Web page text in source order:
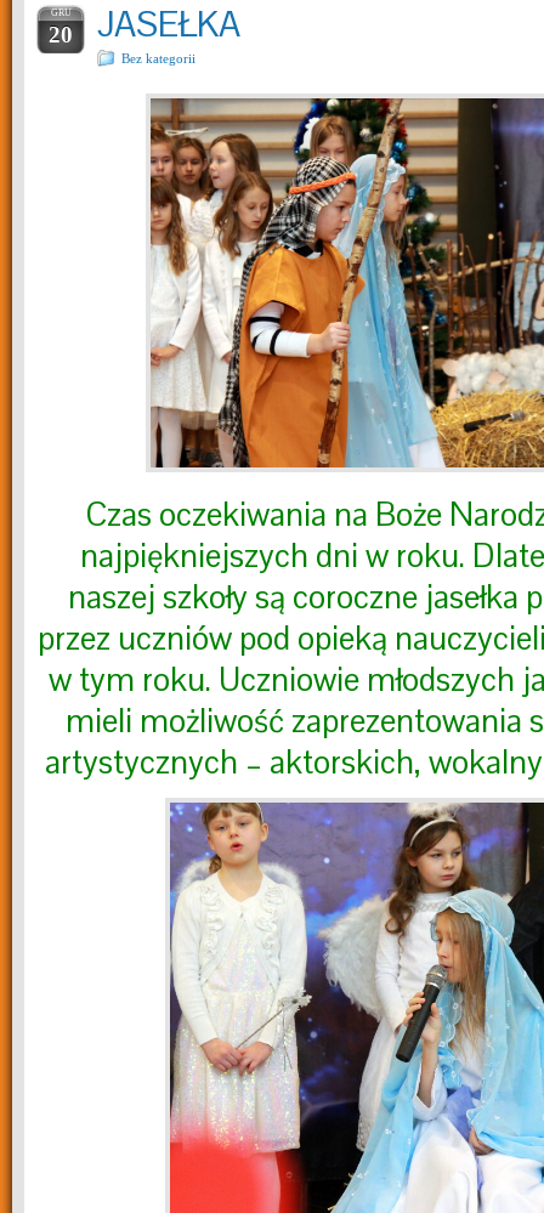
GRU
20 JASEŁKA
Bez kategorii
Czas oczekiwania na Boże
najpiękniejszych dni w roku.
naszej szkoły są coroczne jasełka
przez uczniów pod opieką
w tym roku. Uczniowie młodszych
mieli możliwość zaprezentowania
artystycznych – aktorskich,